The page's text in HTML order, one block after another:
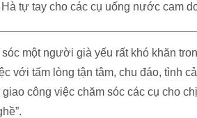
tự tay cho các cụ uống nước cam
một người già yếu rất khó khăn
với tấm lòng tận tâm, chu đáo, tình
công việc chăm sóc các cụ cho